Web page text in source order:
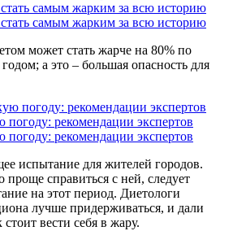
самым жарким за всю историю
самым жарким за всю историю
может стать жарче на 80% по
а это – большая опасность для
погоду: рекомендации экспертов
погоду: рекомендации экспертов
испытание для жителей городов.
справиться с ней, следует
на этот период. Диетологи
лучше придерживаться, и дали
стоит вести себя в жару.